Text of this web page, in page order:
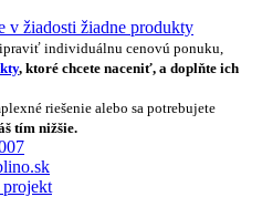
v žiadosti žiadne produkty
individuálnu cenovú ponuku,
, ktoré chcete naceniť, a doplňte ich
riešenie alebo sa potrebujete
tím nižšie.